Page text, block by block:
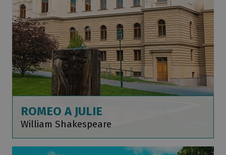
ROMEO A JULIE
William Shakespeare